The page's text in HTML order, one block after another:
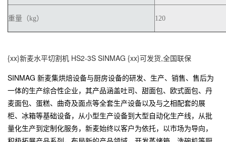
重量（kg） 120
{xx}新麦水平切割机 HS2-3S SINMAG {xx}可发货,全国联保
SINMAG 新麦集烘焙设备与厨房设备的研发、生产、销售、售后为
一体的生产综合性企业，其产品涵盖吐司、甜面包、欧式面包、丹
麦面包、蛋糕、曲奇及面点等全套生产设备以及与之相配套的展
柜、冰箱等基础设备，从小型生产设备到大型自动化生产线，从批
量化生产到定制化服务，新麦始终以客户为依托，以市场为导向，